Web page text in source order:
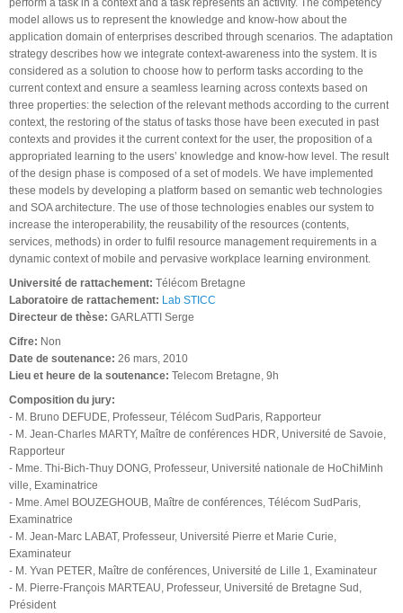
perform a task in a context and a task represents an activity. The competency
model allows us to represent the knowledge and know-how about the
application domain of enterprises described through scenarios. The adaptation
strategy describes how we integrate context-awareness into the system. It is
considered as a solution to choose how to perform tasks according to the
current context and ensure a seamless learning across contexts based on
three properties: the selection of the relevant methods according to the current
context, the restoring of the status of tasks those have been executed in past
contexts and provides it the current context for the user, the proposition of a
appropriated learning to the users’ knowledge and know-how level. The result
of the design phase is composed of a set of models. We have implemented
these models by developing a platform based on semantic web technologies
and SOA architecture. The use of those technologies enables our system to
increase the interoperability, the reusability of the resources (contents,
services, methods) in order to fulfil resource management requirements in a
dynamic context of mobile and pervasive workplace learning environment.
Université de rattachement: Télécom Bretagne
Laboratoire de rattachement: Lab STICC
Directeur de thèse: GARLATTI Serge
Cifre: Non
Date de soutenance: 26 mars, 2010
Lieu et heure de la soutenance: Telecom Bretagne, 9h
Composition du jury:
- M. Bruno DEFUDE, Professeur, Télécom SudParis, Rapporteur
- M. Jean-Charles MARTY, Maître de conférences HDR, Université de Savoie,
Rapporteur
- Mme. Thi-Bich-Thuy DONG, Professeur, Université nationale de HoChiMinh
ville, Examinatrice
- Mme. Amel BOUZEGHOUB, Maître de conférences, Télécom SudParis,
Examinatrice
- M. Jean-Marc LABAT, Professeur, Université Pierre et Marie Curie,
Examinateur
- M. Yvan PETER, Maître de conférences, Université de Lille 1, Examinateur
- M. Pierre-François MARTEAU, Professeur, Université de Bretagne Sud,
Président